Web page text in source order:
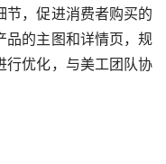
节，促进消费者购买的
品的主图和详情页，规
行优化，与美工团队协